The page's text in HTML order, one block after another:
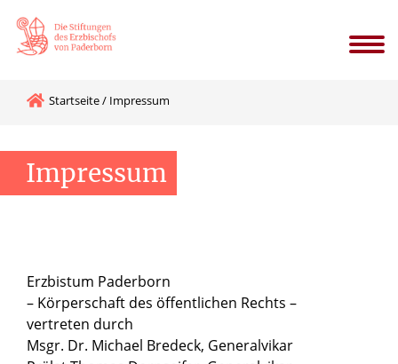
Startseite/ Impressum
Impressum
Erzbistum Paderborn
– Körperschaft des öffentlichen Rechts –
vertreten durch
Msgr. Dr. Michael Bredeck, Generalvikar